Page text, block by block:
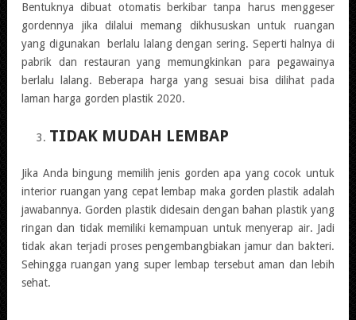
Bentuknya dibuat otomatis berkibar tanpa harus menggeser
gordennya jika dilalui memang dikhususkan untuk ruangan
yang digunakan berlalu lalang dengan sering. Seperti halnya di
pabrik dan restauran yang memungkinkan para pegawainya
berlalu lalang. Beberapa harga yang sesuai bisa dilihat pada
laman harga gorden plastik 2020.
TIDAK MUDAH LEMBAP
Jika Anda bingung memilih jenis gorden apa yang cocok untuk
interior ruangan yang cepat lembap maka gorden plastik adalah
jawabannya. Gorden plastik didesain dengan bahan plastik yang
ringan dan tidak memiliki kemampuan untuk menyerap air. Jadi
tidak akan terjadi proses pengembangbiakan jamur dan bakteri.
Sehingga ruangan yang super lembap tersebut aman dan lebih
sehat.